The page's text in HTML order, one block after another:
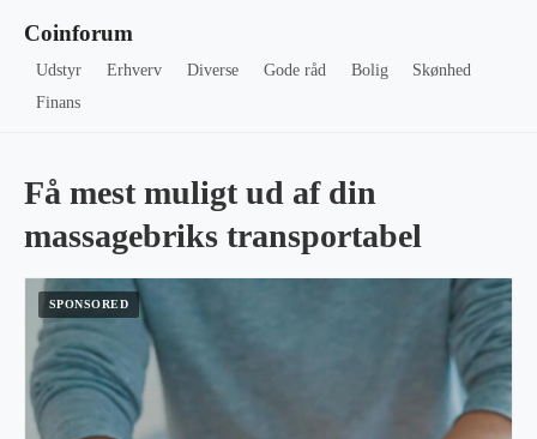
Coinforum
Udstyr Erhverv Diverse Gode råd Bolig
Skønhed
Finans
Få mest muligt ud af din
massagebriks transportabel